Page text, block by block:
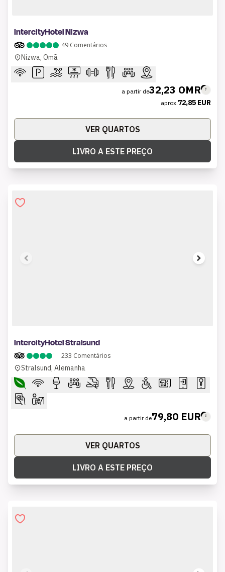
IntercityHotel Nizwa
49 Comentários
Nizwa, Omã
a partir de32,23 OMR
aprox. 72,85 EUR
VER QUARTOS
LIVRO A ESTE PREÇO
IntercityHotel Stralsund
233 Comentários
Stralsund, Alemanha
a partir de79,80 EUR
VER QUARTOS
LIVRO A ESTE PREÇO